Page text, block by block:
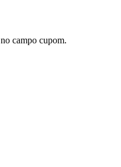
no campo cupom.